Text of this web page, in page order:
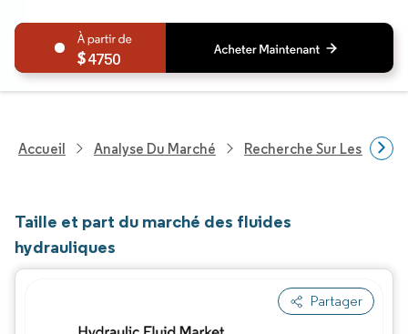
4750
Accueil Analyse Du Marché Recherche Sur Les
Taille et part du marché des fluides
hydrauliques
Partager